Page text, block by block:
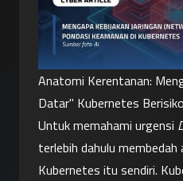
Anatomi Kerentanan:
Datar" Kubernetes
Untuk memahami urgensi
terlebih dahulu
Kubernetes itu sendiri.